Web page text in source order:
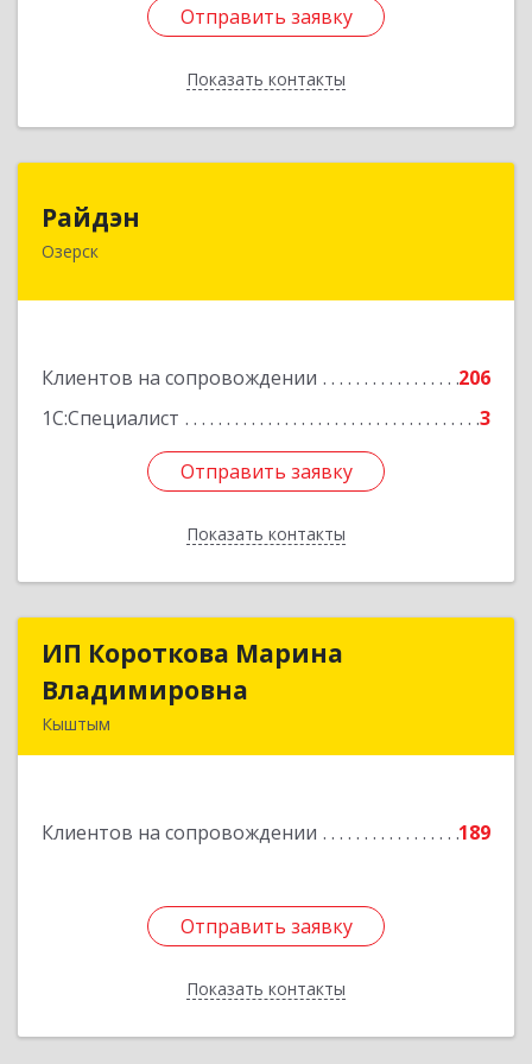
Отправить заявку
Показать контакты
Отправить заявку
Назад
Райдэн
Озерск
Клиентов на сопровождении
206
1С:Специалист
3
Отправить заявку
Показать контакты
456783, Челябинская обл, Озерск г, Ленина пр-
Отправить заявку
Назад
ИП Короткова Марина
Владимировна
Кыштым
Клиентов на сопровождении 189
Отправить заявку
Показать контакты
ИП Короткова Марина
Подробнее
Отправить заявку
Назад